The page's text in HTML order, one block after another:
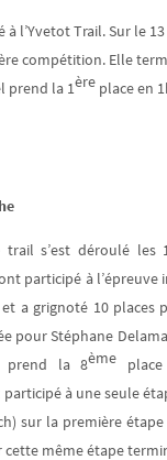
l’Yvetot Trail. Sur le
compétition. Elle
prend la 1ère place en
s’est déroulé les
participé à
a grignoté 10 places
pour Stéphane
prend la 8ème
à une seule
sur la première
cette même étape